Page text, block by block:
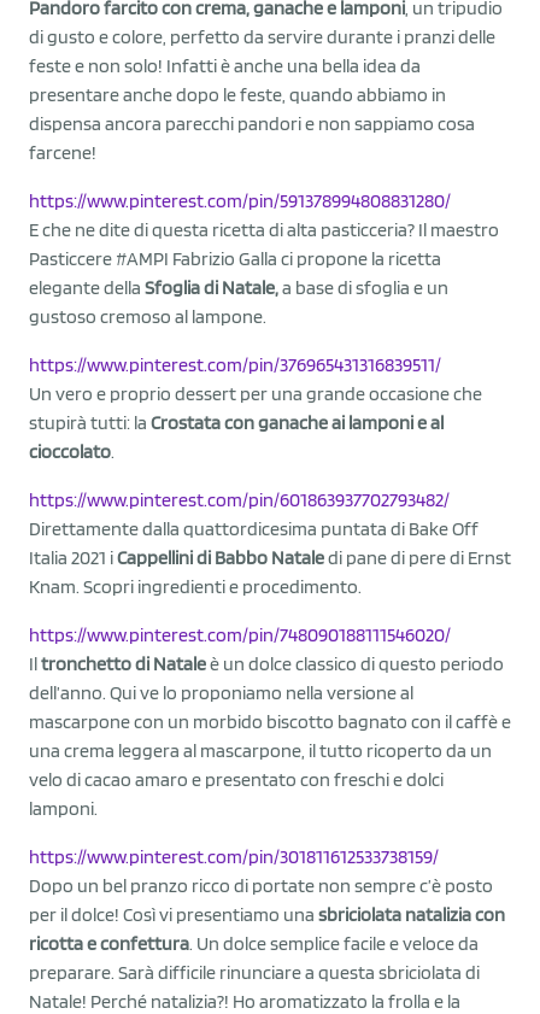
Pandoro farcito con crema, ganache e lamponi , un tripudio
di gusto e colore, perfetto da servire durante i pranzi delle
feste e non solo! Infatti è anche una bella idea da
presentare anche dopo le feste, quando abbiamo in
dispensa ancora parecchi pandori e non sappiamo cosa
farcene!
https://www.pinterest.com/pin/591378994808831280/
E che ne dite di questa ricetta di alta pasticceria? Il maestro
Pasticcere #AMPI Fabrizio Galla ci propone la ricetta
elegante della Sfoglia di Natale,a base di sfoglia e un
gustoso cremoso al lampone.
https://www.pinterest.com/pin/376965431316839511/
Un vero e proprio dessert per una grande occasione che
stupirà tutti: la Crostata con ganache ai lamponi e al
cioccolato.
https://www.pinterest.com/pin/601863937702793482/
Direttamente dalla quattordicesima puntata di Bake Off
Italia 2021 iCappellini di Babbo Nataledi pane di pere di Ernst
Knam. Scopri ingredienti e procedimento.
https://www.pinterest.com/pin/748090188111546020/
Iltronchetto di Nataleè un dolce classico di questo periodo
dell’anno. Qui ve lo proponiamo nella versione al
mascarpone con un morbido biscotto bagnato con il caffè e
una crema leggera al mascarpone, il tutto ricoperto da un
velo di cacao amaro e presentato con freschi e dolci
lamponi.
https://www.pinterest.com/pin/301811612533738159/
Dopo un bel pranzo ricco di portate non sempre c’è posto
per il dolce! Così vi presentiamo una sbriciolata natalizia con
ricotta e confettura. Un dolce semplice facile e veloce da
preparare. Sarà difficile rinunciare a questa sbriciolata di
Natale! Perché natalizia?! Ho aromatizzato la frolla e la